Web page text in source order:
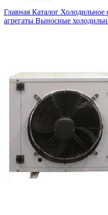
Главная Каталог Холодильное
агрегаты Выносные